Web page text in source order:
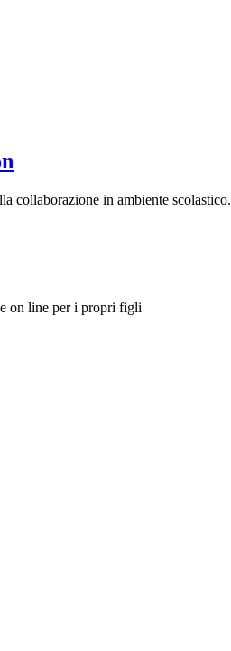
collaborazione in ambiente scolastico.
on line per i propri figli